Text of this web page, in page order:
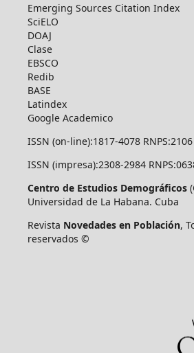
Emerging Sources Citation Index
SciELO
DOAJ
Clase
EBSCO
Redib
BASE
Latindex
Google Academico
ISSN (on-line):1817-4078 RNPS:2106
ISSN (impresa):2308-2984
Centro de Estudios Demográficos
Universidad de La Habana. Cuba
Revista Novedades en Población,
reservados ©